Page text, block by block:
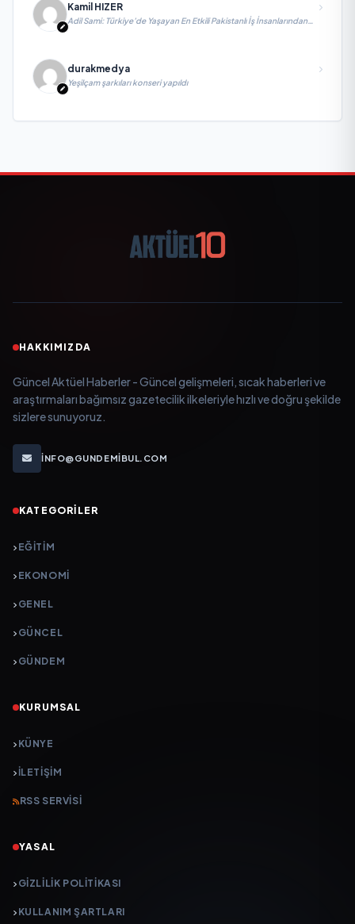
Kamil HIZER
Adil Sami: Türkiye’de Yaşayan En Etkili Pakistanlı İş İnsanlarından
Biri, Yatırım ve Ekonomik Diplomasiyi Güçlendiriyor
durakmedya
Yeşilçam şarkıları konseri yapıldı
HAKKIMIZDA
Güncel Aktüel Haberler - Güncel gelişmeleri, sıcak haberleri ve
araştırmaları bağımsız gazetecilik ilkeleriyle hızlı ve doğru şekilde
sizlere sunuyoruz.
INFO@GUNDEMIBUL.COM
KATEGORILER
EĞITIM
EKONOMI
GENEL
GÜNCEL
GÜNDEM
KURUMSAL
KÜNYE
İLETIŞIM
RSS SERVISI
YASAL
GIZLILIK POLITIKASI
KULLANIM ŞARTLARI